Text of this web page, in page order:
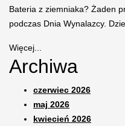
Bateria z ziemniaka? Żaden
podczas Dnia Wynalazcy.
Więcej...
Archiwa
czerwiec 2026
maj 2026
kwiecień 2026